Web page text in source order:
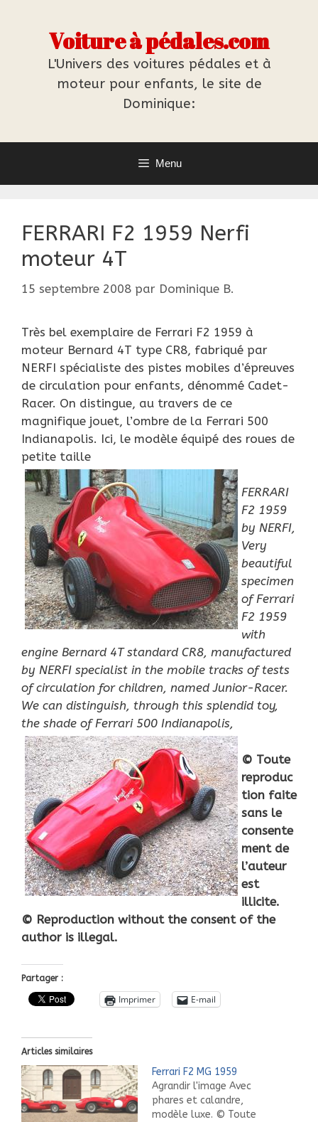
Voiture à pédales.com
L'Univers des voitures pédales et à
moteur pour enfants, le site de
Dominique:
Menu
FERRARI F2 1959 Nerfi
moteur 4T
15 septembre 2008 par Dominique B.
Très bel exemplaire de Ferrari F2 1959 à
moteur Bernard 4T type CR8, fabriqué par
NERFI spécialiste des pistes mobiles d’épreuves
de circulation pour enfants, dénommé Cadet-
Racer. On distingue, au travers de ce
magnifique jouet, l’ombre de la Ferrari 500
Indianapolis. Ici, le modèle équipé des roues de
petite taille
FERRARI
F2 1959
by NERFI,
Very
beautiful
specimen
of Ferrari
F2 1959
with
engine Bernard 4T standard CR8, manufactured
by NERFI specialist in the mobile tracks of tests
of circulation for children, named Junior-Racer.
We can distinguish, through this splendid toy,
the shade of Ferrari 500 Indianapolis,
© Toute
reproduc
tion faite
sans le
consente
ment de
l’auteur
est
illicite.
© Reproduction without the consent of the
author is illegal.
Partager :
Imprimer E-mail
Articles similaires
Ferrari F2 MG 1959
Agrandir l'image Avec
phares et calandre,
modèle luxe. © Toute